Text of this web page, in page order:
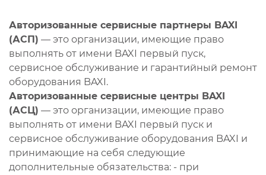
Авторизованные сервисные партнеры BAXI
(АСП) — это организации, имеющие право
выполнять от имени BAXI первый пуск,
сервисное обслуживание и гарантийный ремонт
оборудования BAXI.
Авторизованные сервисные центры BAXI
(АСЦ) — это организации, имеющие право
выполнять от имени BAXI первый пуск и
сервисное обслуживание оборудования BAXI и
принимающие на себя следующие
дополнительные обязательства: - при